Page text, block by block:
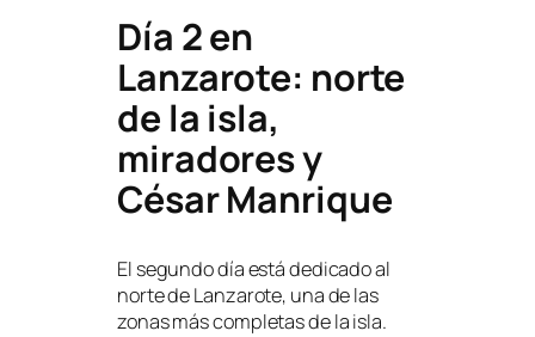
Día 2 en
Lanzarote: norte
de la isla,
miradores y
César Manrique
El segundo día está dedicado al
norte de Lanzarote, una de las
zonas más completas de la isla.